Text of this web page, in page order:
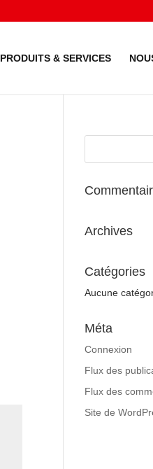
PRODUITS & SERVICES
Archives
Catégories
Aucune
Méta
Connexion
Flux des
Flux des
Site de